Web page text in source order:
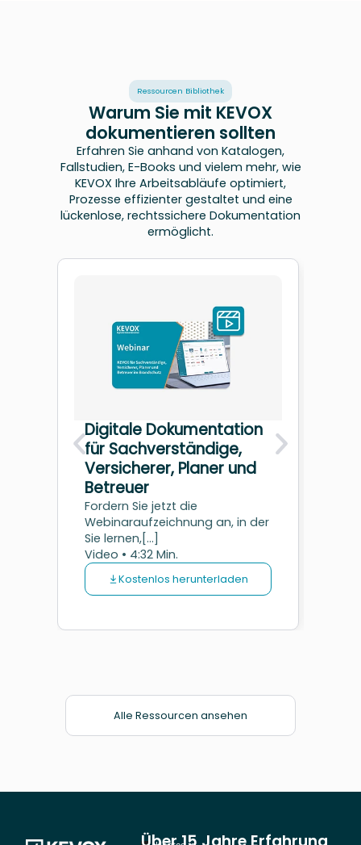
Ressourcen Bibliothek
Warum Sie mit KEVOX
dokumentieren sollten
Erfahren Sie anhand von Katalogen,
Fallstudien, E-Books und vielem mehr, wie
KEVOX Ihre Arbeitsabläufe optimiert,
Prozesse effizienter gestaltet und eine
lückenlose, rechtssichere Dokumentation
ermöglicht.
Video • 4:32 Min.
Fordern Sie jetzt die
Webinaraufzeichnung an, in der
Sie lernen,[...]
Digitale Dokumentation
für Sachverständige,
Versicherer, Planer und
Betreuer
Kostenlos herunterladen
Alle Ressourcen ansehen